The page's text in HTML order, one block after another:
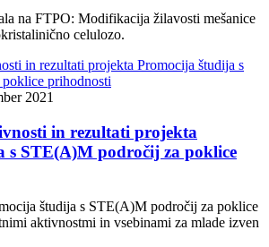
na FTPO: Modifikacija žilavosti mešanice
celulozo.
2021
in rezultati projekta
s STE(A)M področij za poklice
študija s STE(A)M področij za poklice
aktivnostmi in vsebinami za mlade izven